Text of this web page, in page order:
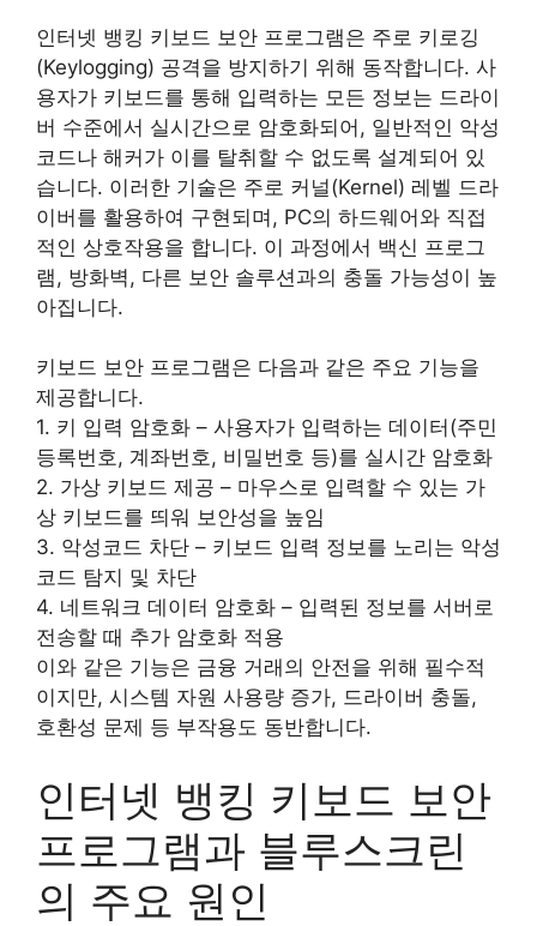
인터넷 뱅킹 키보드 보안 프로그램은 주로 키로깅
(Keylogging) 공격을 방지하기 위해 동작합니다. 사
용자가 키보드를 통해 입력하는 모든 정보는 드라이
버 수준에서 실시간으로 암호화되어, 일반적인 악성
코드나 해커가 이를 탈취할 수 없도록 설계되어 있
습니다. 이러한 기술은 주로 커널(Kernel) 레벨 드라
이버를 활용하여 구현되며, PC의 하드웨어와 직접
적인 상호작용을 합니다. 이 과정에서 백신 프로그
램, 방화벽, 다른 보안 솔루션과의 충돌 가능성이 높
아집니다.
키보드 보안 프로그램은 다음과 같은 주요 기능을
제공합니다.
1. 키 입력 암호화 – 사용자가 입력하는 데이터(주민
등록번호, 계좌번호, 비밀번호 등)를 실시간 암호화
2. 가상 키보드 제공 – 마우스로 입력할 수 있는 가
상 키보드를 띄워 보안성을 높임
3. 악성코드 차단 – 키보드 입력 정보를 노리는 악성
코드 탐지 및 차단
4. 네트워크 데이터 암호화 – 입력된 정보를 서버로
전송할 때 추가 암호화 적용
이와 같은 기능은 금융 거래의 안전을 위해 필수적
이지만, 시스템 자원 사용량 증가, 드라이버 충돌,
호환성 문제 등 부작용도 동반합니다.
인터넷 뱅킹 키보드 보안
프로그램과 블루스크린
의 주요 원인